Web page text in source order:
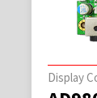
Display